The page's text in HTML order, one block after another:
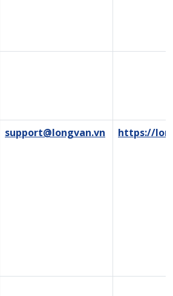
support@longvan.vn https://